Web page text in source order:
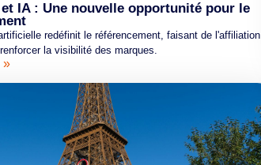
IA : Une nouvelle opportunité pour le
redéfinit le référencement, faisant de l'affiliation
la visibilité des marques.
»